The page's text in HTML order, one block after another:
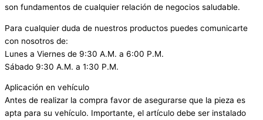
son fundamentos de cualquier relación de negocios saludable.
Para cualquier duda de nuestros productos puedes comunicarte
con nosotros de:
Lunes a Viernes de 9:30 A.M. a 6:00 P.M.
Sábado 9:30 A.M. a 1:30 P.M.
Aplicación en vehículo
Antes de realizar la compra favor de asegurarse que la pieza es
apta para su vehículo. Importante, el artículo debe ser instalado